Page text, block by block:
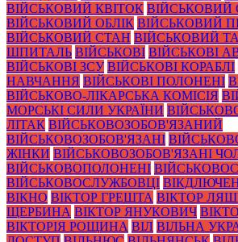
ВІЙСЬКОВИЙ КВІТОК ВІЙСЬКОВИЙ
ВІЙСЬКОВИЙ ОБЛІК ВІЙСЬКОВИЙ
ВІЙСЬКОВИЙ СТАН ВІЙСЬКОВИЙ
ШПИТАЛЬ ВІЙСЬКОВІ ВІЙСЬКОВІ
ВІЙСЬКОВІ ЗСУ ВІЙСЬКОВІ КОРАБЛІ
НАВЧАННЯ ВІЙСЬКОВІ ПОЛОНЕНІ
ВІЙСЬКОВО-ЛІКАРСЬКА КОМІСІЯ
МОРСЬКІ СИЛИ УКРАЇНИ
ЛІТАК ВІЙСЬКОВОЗОБОВ'ЯЗАНИЙ
ВІЙСЬКОВОЗОБОВ'ЯЗАНІ
ЖІНКИ ВІЙСЬКОВОЗОБОВ'ЯЗАНІ
ВІЙСЬКОВОПОЛОНЕНІ
ВІЙСЬКОВОСЛУЖБОВЦІ
ВІКНО ВІКТОР ГРЕШТА ВІКТОР
ЩЕРБИНА ВІКТОР ЯНУКОВИЧ
ВІКТОРІЯ РОЩИНА ВІЛ ВІЛЬНА